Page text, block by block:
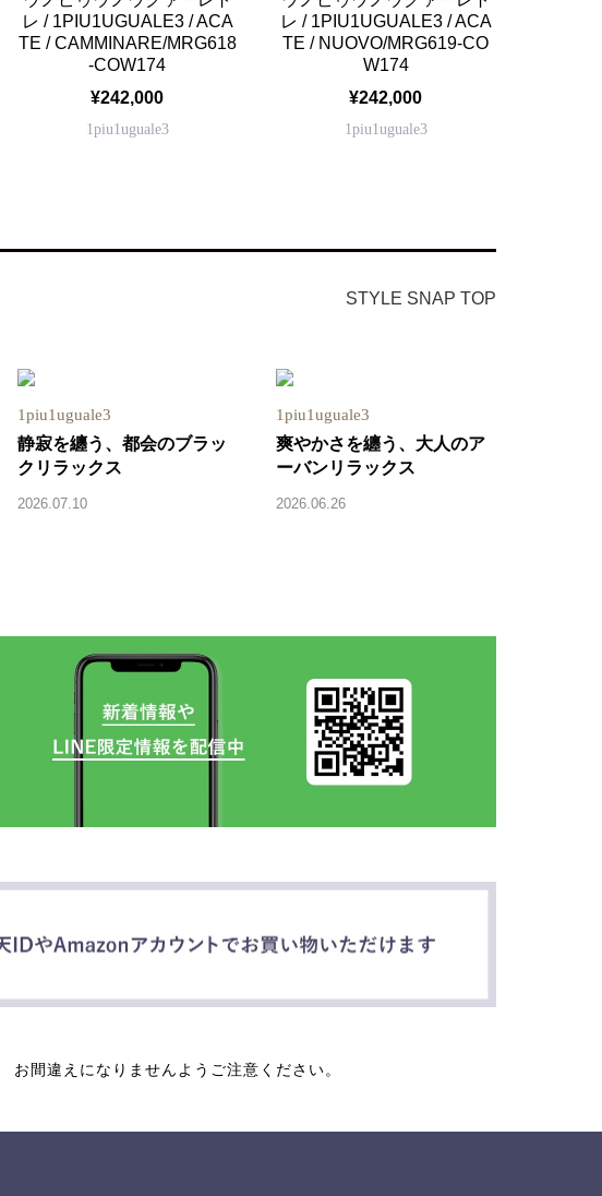
レ / 1PIU1UGUALE3 / ACA
TE / CAMMINARE/MRG618
-COW174
¥242,000
1piu1uguale3
レ / 1PIU1UGUALE3 / ACA
TE / NUOVO/MRG619-CO
W174
¥242,000
1piu1uguale3
STYLE SNAP TOP
1piu1uguale3
静寂を纏う、都会のブラッ
クリラックス
2026.07.10
1piu1uguale3
爽やかさを纏う、大人のア
ーバンリラックス
2026.06.26
間違えになりませんようご注意ください。